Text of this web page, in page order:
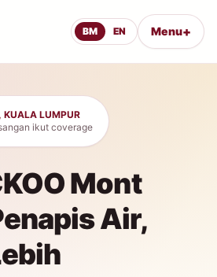
BM EN Menu+
KUALA LUMPUR
ikut coverage
Mont
Air,